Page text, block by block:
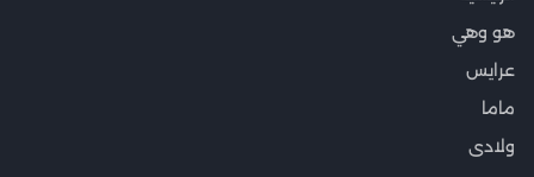
هو وهي
عرايس
ماما
ولادى